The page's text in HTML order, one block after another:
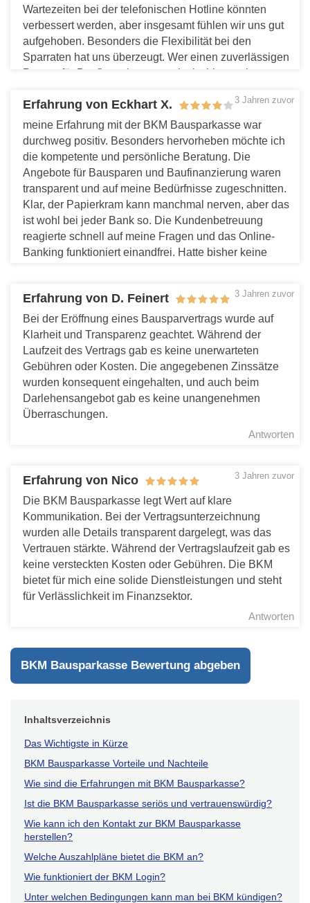
Wartezeiten bei der telefonischen Hotline könnten
verbessert werden, aber insgesamt fühlen wir uns gut
aufgehoben. Besonders die Flexibilität bei den
Sparraten hat uns überzeugt. Wer einen zuverlässigen
Partner für Baufinanzierung sucht, ist hier gut beraten.
Erfahrung von Eckhart X. 3 Jahren zuvor
meine Erfahrung mit der BKM Bausparkasse war
durchweg positiv. Besonders hervorheben möchte ich
die kompetente und persönliche Beratung. Die
Angebote für Bausparen und Baufinanzierung waren
transparent und auf meine Bedürfnisse zugeschnitten.
Klar, der Papierkram kann manchmal nerven, aber das
ist wohl bei jeder Bank so. Die Kundenbetreuung
reagierte schnell auf meine Fragen und das Online-
Banking funktioniert einandfrei. Hatte bisher keine
Erfahrung von D. Feinert 3 Jahren zuvor
Bei der Eröffnung eines Bausparvertrags wurde auf
Klarheit und Transparenz geachtet. Während der
Laufzeit des Vertrags gab es keine unerwarteten
Gebühren oder Kosten. Die angegebenen Zinssätze
wurden konsequent eingehalten, und auch beim
Darlehensangebot gab es keine unangenehmen
Überraschungen.
Antworten
Erfahrung von Nico 3 Jahren zuvor
Die BKM Bausparkasse legt Wert auf klare
Kommunikation. Bei der Vertragsunterzeichnung
wurden alle Details transparent dargelegt, was das
Vertrauen stärkte. Während der Vertragslaufzeit gab es
keine versteckten Kosten oder Gebühren. Die BKM
bietet für mich eine solide Dienstleistungen und steht
für Verlässlichkeit im Finanzsektor.
Antworten
BKM Bausparkasse Bewertung abgeben
Inhaltsverzeichnis
Das Wichtigste in Kürze
BKM Bausparkasse Vorteile und Nachteile
Wie sind die Erfahrungen mit BKM Bausparkasse?
Ist die BKM Bausparkasse seriös und vertrauenswürdig?
Wie kann ich den Kontakt zur BKM Bausparkasse
herstellen?
Welche Auszahlpläne bietet die BKM an?
Wie funktioniert der BKM Login?
Unter welchen Bedingungen kann man bei BKM kündigen?